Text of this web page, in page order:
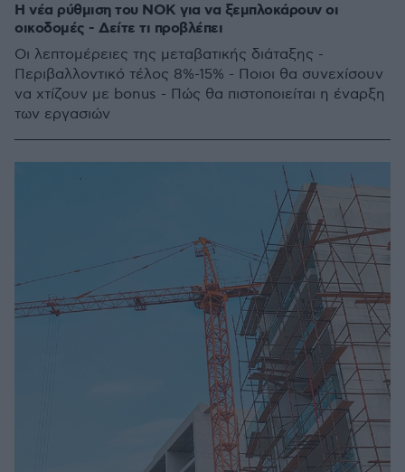
Η νέα ρύθμιση του ΝΟΚ για να ξεμπλοκάρουν οι
οικοδομές - Δείτε τι προβλέπει
Οι λεπτομέρειες της μεταβατικής διάταξης -
Περιβαλλοντικό τέλος 8%-15% - Ποιοι θα συνεχίσουν
να χτίζουν με bonus - Πώς θα πιστοποιείται η έναρξη
των εργασιών